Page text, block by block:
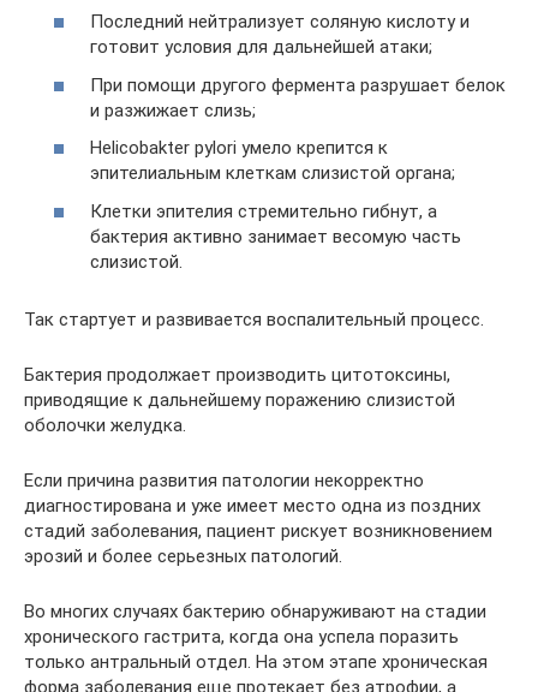
Последний нейтрализует соляную кислоту и
готовит условия для дальнейшей атаки;
При помощи другого фермента разрушает белок
и разжижает слизь;
Helicobakter pylori умело крепится к
эпителиальным клеткам слизистой органа;
Клетки эпителия стремительно гибнут, а
бактерия активно занимает весомую часть
слизистой.
Так стартует и развивается воспалительный процесс.
Бактерия продолжает производить цитотоксины,
приводящие к дальнейшему поражению слизистой
оболочки желудка.
Если причина развития патологии некорректно
диагностирована и уже имеет место одна из поздних
стадий заболевания, пациент рискует возникновением
эрозий и более серьезных патологий.
Во многих случаях бактерию обнаруживают на стадии
хронического гастрита, когда она успела поразить
только антральный отдел. На этом этапе хроническая
форма заболевания еще протекает без атрофии, а